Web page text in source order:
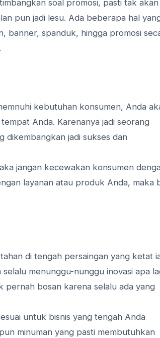
soal promosi, pasti tak akan
pun jadi lesu. Ada beberapa hal
banner, spanduk, hingga promosi
kebutuhan konsumen, Anda
Anda. Karenanya jadi seorang
dikembangkan jadi sukses dan
jangan kecewakan konsumen
layanan atau produk Anda, maka
di tengah persaingan yang ketat
menunggu-nunggu inovasi apa
pernah bosan karena selalu ada yang
untuk bisnis yang tengah Anda
minuman yang pasti membutuhkan